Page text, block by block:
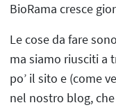
BioRama cresce
Le cose da fare
ma siamo riusciti a
po’ il sito e (come
nel nostro blog,